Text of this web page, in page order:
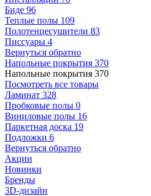
Биде 96
Теплые полы 109
Полотенцесушители 83
Писсуары 4
Вернуться обратно
Напольные покрытия 370
Напольные покрытия 370
Посмотреть все товары
Ламинат 328
Пробковые полы 0
Виниловые полы 16
Паркетная доска 19
Подложки 6
Вернуться обратно
Акции
Новинки
Бренды
3D-дизайн